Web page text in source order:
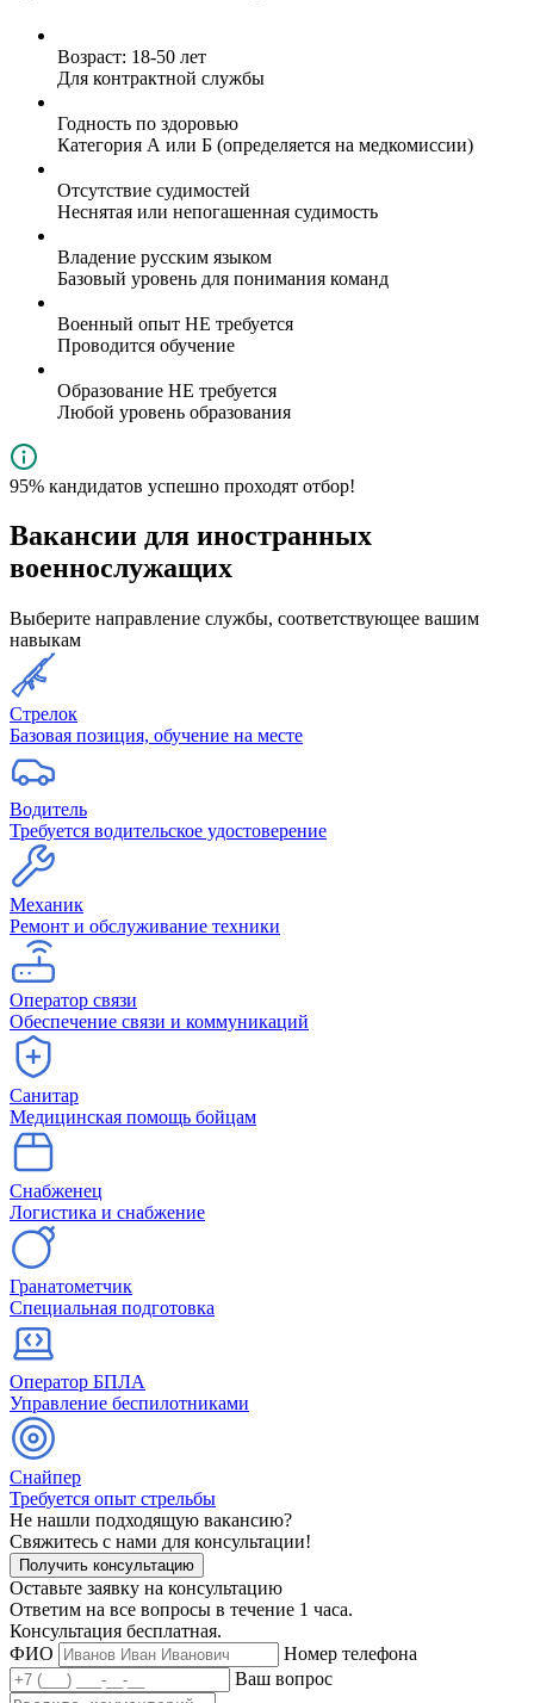
Возраст: 18-50 лет
Для контрактной службы
Годность по здоровью
Категория А или Б (определяется на медкомиссии)
Отсутствие судимостей
Неснятая или непогашенная судимость
Владение русским языком
Базовый уровень для понимания команд
Военный опыт НЕ требуется
Проводится обучение
Образование НЕ требуется
Любой уровень образования
95% кандидатов успешно проходят отбор!
Вакансии для иностранных
военнослужащих
Выберите направление службы, соответствующее вашим
навыкам
Стрелок
Базовая позиция, обучение на месте
Водитель
Требуется водительское удостоверение
Механик
Ремонт и обслуживание техники
Оператор связи
Обеспечение связи и коммуникаций
Санитар
Медицинская помощь бойцам
Снабженец
Логистика и снабжение
Гранатометчик
Специальная подготовка
Оператор БПЛА
Управление беспилотниками
Снайпер
Требуется опыт стрельбы
Не нашли подходящую вакансию?
Свяжитесь с нами для консультации!
Получить консультацию
Оставьте заявку на консультацию
Ответим на все вопросы в течение 1 часа.
Консультация бесплатная.
ФИО
Номер телефона
Ваш вопрос